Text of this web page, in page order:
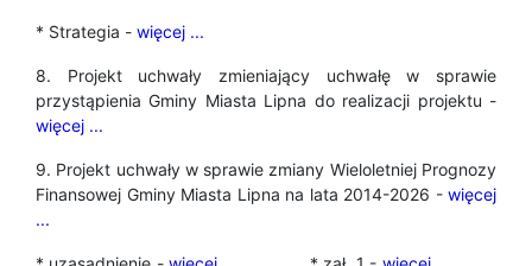
* Strategia - więcej ...
8. Projekt uchwały zmieniający uchwałę w sprawie
przystąpienia Gminy Miasta Lipna do realizacji projektu -
więcej ...
9. Projekt uchwały w sprawie zmiany Wieloletniej Prognozy
Finansowej Gminy Miasta Lipna na lata 2014-2026 - więcej
...